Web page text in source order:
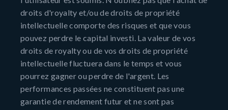
droits d'royalty et/ou de droits de propriété
intellectuelle comporte des risques et que vous
pouvez perdre le capital investi. La valeur de vos
droits de royalty ou de vos droits de propriété
intellectuelle fluctuera dans le temps et vous
pourrez gagner ou perdre de l'argent. Les
performances passées ne constituent pas une
garantie de rendement futur et ne sont pas